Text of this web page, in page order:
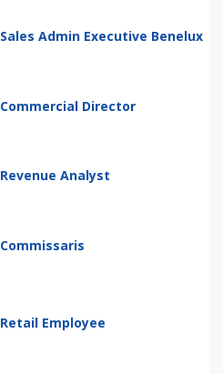
Sales Admin Executive Benelux
Commercial Director
Revenue Analyst
Commissaris
Retail Employee